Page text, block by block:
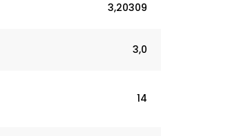
3,20309
3,0
14